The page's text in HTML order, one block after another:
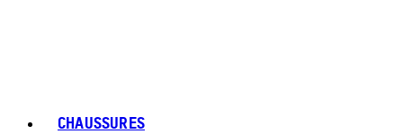
CHAUSSURES